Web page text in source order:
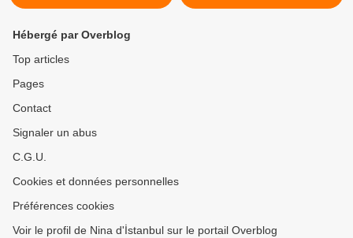
Hébergé par Overblog
Top articles
Pages
Contact
Signaler un abus
C.G.U.
Cookies et données personnelles
Préférences cookies
Voir le profil de Nina d'İstanbul sur le portail Overblog